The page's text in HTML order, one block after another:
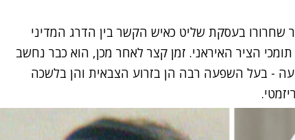
בעסקת שליט כאיש הקשר בין הדרג המדיני
הציר האיראני. זמן קצר לאחר מכן, הוא כבר נחשב
- בעל השפעה רבה הן בזרוע הצבאית והן בלשכה